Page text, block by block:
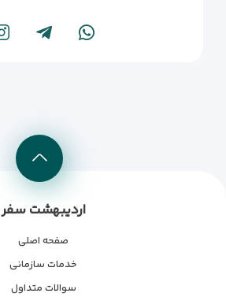
اردیبهشت سفر
صفحه اصلی
خدمات سازمانی
سوالات متداول